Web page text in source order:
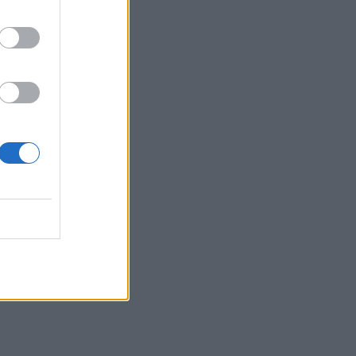
λόγω
και ότι
ζωή του,